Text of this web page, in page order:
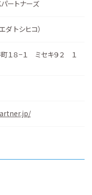
ートナーズ
トシヒコ）
１８−１ ミセキ９２ １